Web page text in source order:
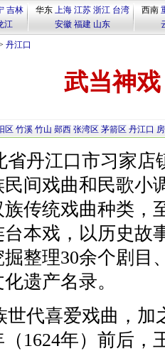
吉林
江
华东 上海 江苏 浙江 台湾
安徽 福建 山东
西南
丹江口
武当神戏
区 竹溪 竹山 郧西 张湾区 茅箭区 丹江口
省丹江口市习家店
间戏曲和民歌小
传统戏曲种类，
本戏，以历史故
整理30余个剧目
遗产名录。
世代喜爱戏曲，加
1624年）前后，